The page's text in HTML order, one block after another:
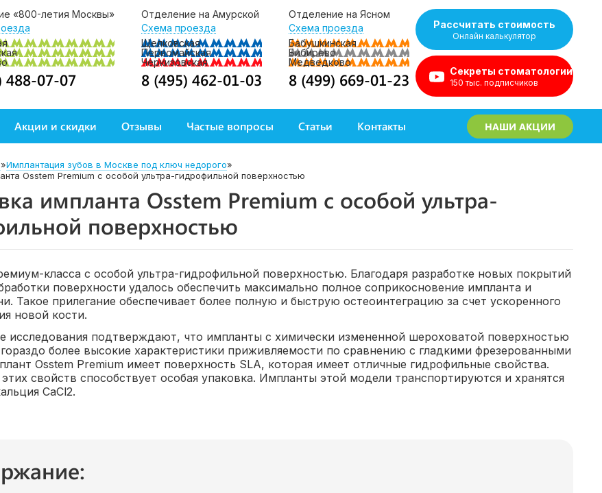
«800-летия Москвы»
488-07-07
Отделение на Амурской
Схема проезда
Щелковская
Первомайская
Черкизовская
8 (495) 462-01-03
Отделение на Ясном
Схема проезда
Бабушкинская
Бибирево
Медведково
8 (499) 669-01-23
Рассчитать стоимость
Онлайн калькулятор
Секреты стоматологии
150 тыс. подписчиков
Акции и скидки Отзывы Частые вопросы Статьи Контакты НАШИ АКЦИИ
»Имплантация зубов в Москве под ключ недорого»
Osstem Premium c особой ультра-гидрофильной поверхностью
импланта Osstem Premium c особой ультра-
поверхностью
класса с особой ультра-гидрофильной поверхностью. Благодаря разработке новых покрытий
поверхности удалось обеспечить максимально полное соприкосновение импланта и
Такое прилегание обеспечивает более полную и быструю остеоинтеграцию за счет ускоренного
новой кости.
исследования подтверждают, что импланты с химически измененной шероховатой поверхностью
более высокие характеристики приживляемости по сравнению с гладкими фрезерованными
Osstem Premium имеет поверхность SLA, которая имеет отличные гидрофильные свойства.
свойств способствует особая упаковка. Импланты этой модели транспортируются и хранятся
CaCl2.